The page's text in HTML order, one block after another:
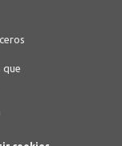
que